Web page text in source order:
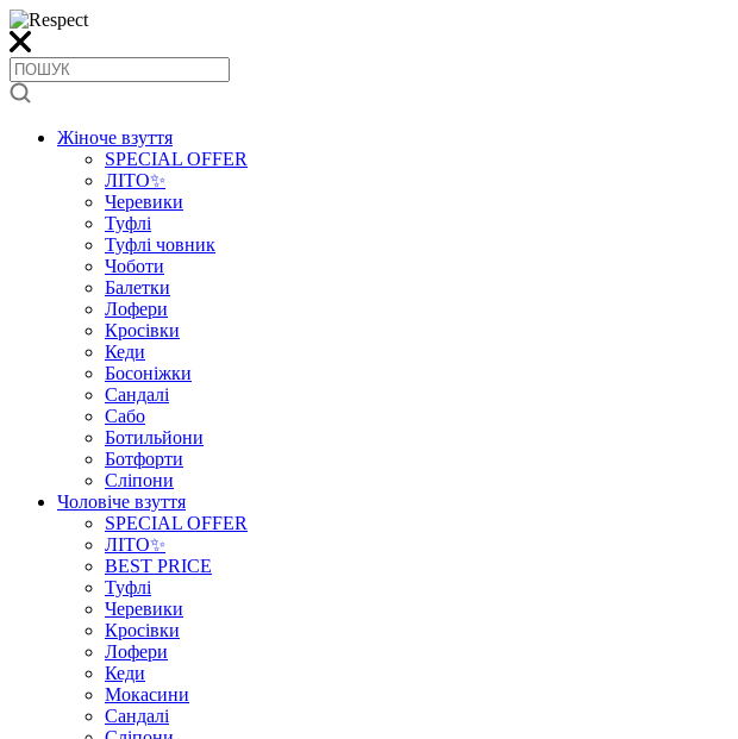
Жіноче взуття
SPECIAL OFFER
ЛІТО✨
Черевики
Туфлі
Туфлі човник
Чоботи
Балетки
Лофери
Кросівки
Кеди
Босоніжки
Сандалі
Сабо
Ботильйони
Ботфорти
Сліпони
Чоловіче взуття
SPECIAL OFFER
ЛІТО✨
BEST PRICE
Туфлі
Черевики
Кросівки
Лофери
Кеди
Мокасини
Сандалі